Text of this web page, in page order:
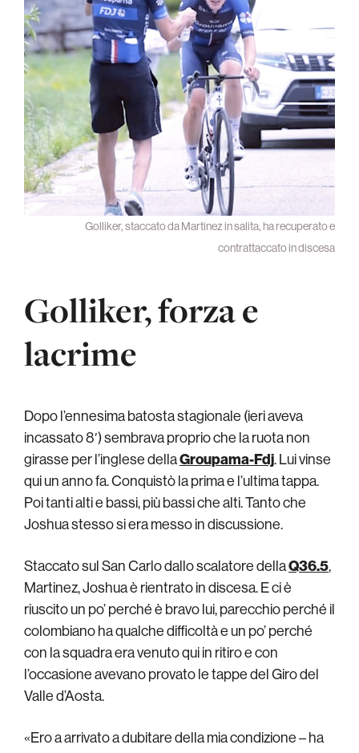
Golliker, staccato da Martinez in salita, ha recuperato e
contrattaccato in discesa
Golliker, forza e
lacrime
Dopo l’ennesima batosta stagionale (ieri aveva
incassato 8′) sembrava proprio che la ruota non
girasse per l’inglese dellaGroupama-Fdj. Lui vinse
qui un anno fa. Conquistò la prima e l’ultima tappa.
Poi tanti alti e bassi, più bassi che alti. Tanto che
Joshua stesso si era messo in discussione.
Staccato sul San Carlo dallo scalatore dellaQ36.5,
Martinez, Joshua è rientrato in discesa. E ci è
riuscito un po’ perché è bravo lui, parecchio perché il
colombiano ha qualche difficoltà e un po’ perché
con la squadra era venuto qui in ritiro e con
l’occasione avevano provato le tappe del Giro del
Valle d’Aosta.
«Ero a arrivato a dubitare della mia condizione – ha